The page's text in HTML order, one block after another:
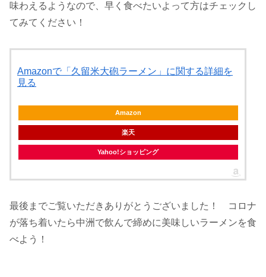
味わえるようなので、早く食べたいよって方はチェックし
てみてください！
Amazonで「久留米大砲ラーメン」に関する詳細を
見る
Amazon
楽天
Yahoo!ショッピング
最後までご覧いただきありがとうございました！ コロナ
が落ち着いたら中洲で飲んで締めに美味しいラーメンを食
べよう！